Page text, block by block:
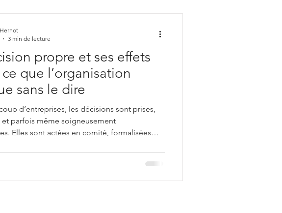
propre et ses effets
ce que l’organisation
sans le dire
d’entreprises, les décisions sont prises,
et parfois même soigneusement
Elles sont actées en comité, formalisées
l’organisation agit souvent comme si le travail
Comme si décider suffisait.
3 min de lecture